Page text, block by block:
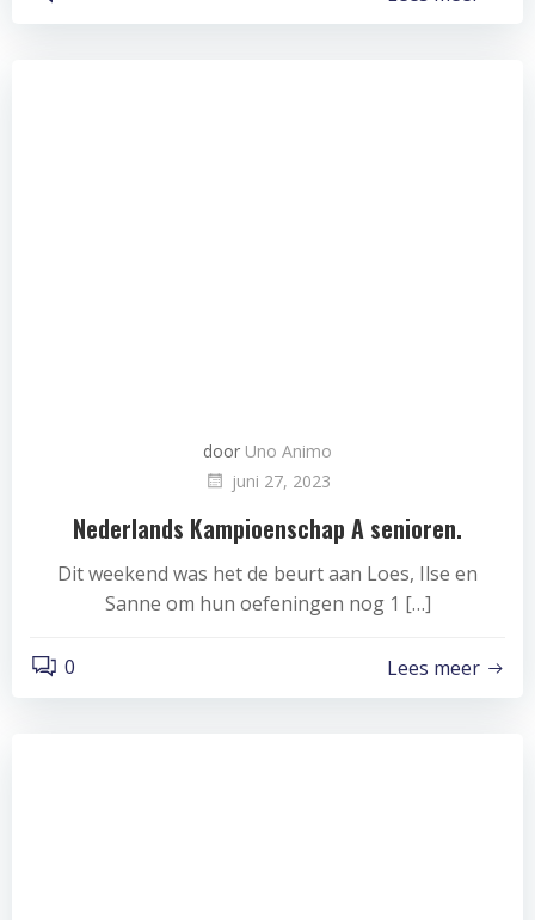
door Uno Animo
juni 27, 2023
Nederlands Kampioenschap A senioren.
Dit weekend was het de beurt aan Loes, Ilse en
Sanne om hun oefeningen nog 1 […]
0 Lees meer